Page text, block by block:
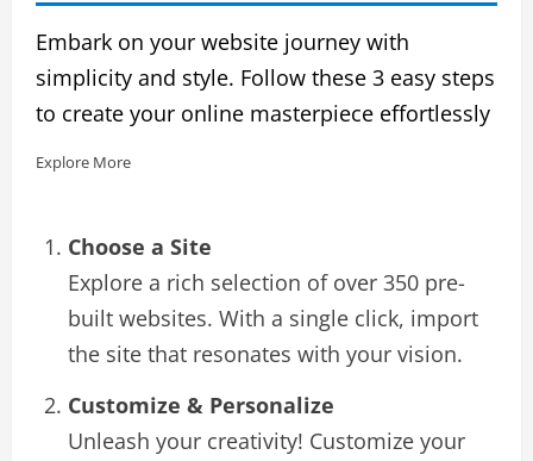
Embark on your website journey with
simplicity and style. Follow these 3 easy steps
to create your online masterpiece effortlessly
Explore More
Choose a Site
Explore a rich selection of over 350 pre-
built websites. With a single click, import
the site that resonates with your vision.
Customize & Personalize
Unleash your creativity! Customize your